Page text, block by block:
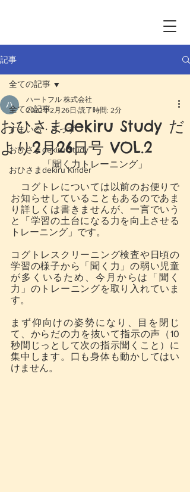
記事
全ての記事
すまいる・きっず
おひさまdekiru Study
おひさまdekiru Kinder
全ての記事
おひさまdekiru Study だ
より2月26日号 VOL.2
ハートフル 株式会社
2022年2月26日 読了時間: 2分
「聞く力トレーニング」
コグトレについては以前のお便りで
お知らせしていることもあるのであま
り詳しくは書きませんが、一言でいう
と「学習の土台になる力を向上させる
トレーニング」です。
コグトレスクリーニング検査や日頃の
学習の様子から「聞く力」の弱い児童
が多くいるため、今月からは「聞く
力」のトレーニングを取り入れていま
す。
まず仰向けの姿勢になり、目を閉じ
て、からだの力を抜いて指示の声（10
秒間じっとして次の指示聞くこと）に
集中します。口も身体も動かしてはい
けません。